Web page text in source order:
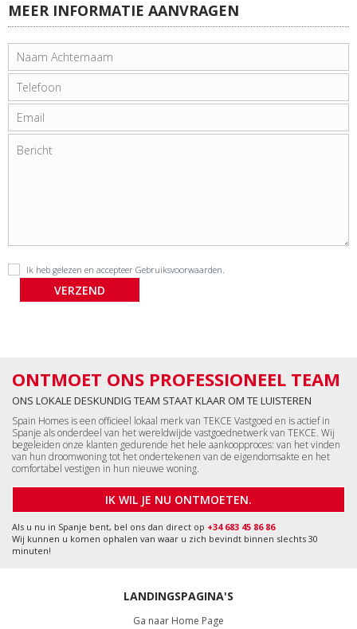
MEER INFORMATIE AANVRAGEN
Ik heb gelezen en accepteer Gebruiksvoorwaarden.
ONTMOET ONS PROFESSIONEEL TEAM
ONS LOKALE DESKUNDIG TEAM STAAT KLAAR OM TE LUISTEREN
Spain Homes is een officieel lokaal merk van TEKCE Vastgoed en is actief in
Spanje als onderdeel van het wereldwijde vastgoednetwerk van TEKCE. Wij
begeleiden onze klanten gedurende het hele aankoopproces: van het vinden
van hun droomwoning tot het ondertekenen van de eigendomsakte en het
comfortabel vestigen in hun nieuwe woning.
IK WIL JE NU ONTMOETEN.
Als u nu in Spanje bent, bel ons dan direct op +34 683 45 86 86
Wij kunnen u komen ophalen van waar u zich bevindt binnen slechts 30
minuten!
LANDINGSPAGINA'S
Ga naar Home Page